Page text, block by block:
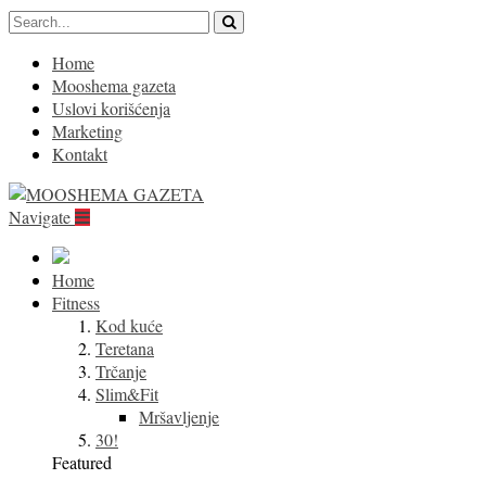
Home
Mooshema gazeta
Uslovi korišćenja
Marketing
Kontakt
Navigate
Home
Fitness
Kod kuće
Teretana
Trčanje
Slim&Fit
Mršavljenje
30!
Featured